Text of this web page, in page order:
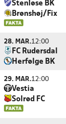
Stenløse BK
Brønshøj/Fix
28. MAR.12:00
FC Rudersdal
Herfølge BK
29. MAR.12:00
Vestia
Solrød FC